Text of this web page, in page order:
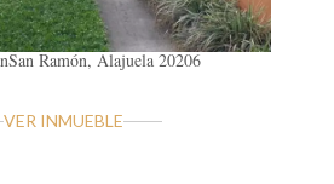
San Ramón, Alajuela 20206
VER INMUEBLE